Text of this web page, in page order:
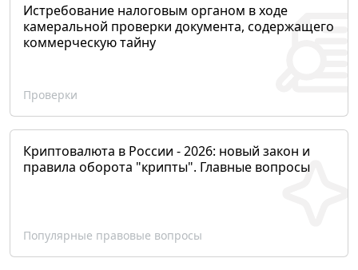
Истребование налоговым органом в ходе
камеральной проверки документа, содержащего
коммерческую тайну
Проверки
Криптовалюта в России - 2026: новый закон и
правила оборота "крипты". Главные вопросы
Популярные правовые вопросы